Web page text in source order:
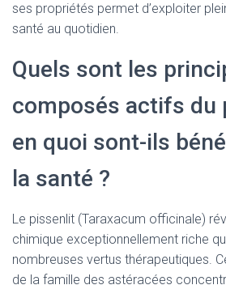
ses propriétés permet d’exploiter
santé au quotidien.
Quels sont les
composés actifs du
en quoi sont-ils
la santé ?
Le pissenlit (Taraxacum officinale)
chimique exceptionnellement riche
nombreuses vertus thérapeutiques.
de la famille des astéracées